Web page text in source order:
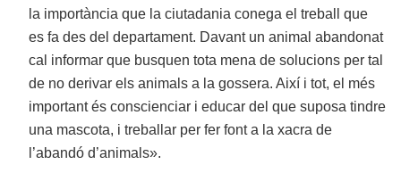
la importància que la ciutadania conega el treball que
es fa des del departament. Davant un animal abandonat
cal informar que busquen tota mena de solucions per tal
de no derivar els animals a la gossera. Així i tot, el més
important és conscienciar i educar del que suposa tindre
una mascota, i treballar per fer font a la xacra de
l’abandó d’animals».